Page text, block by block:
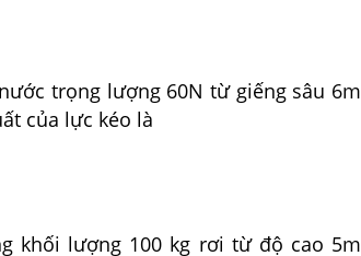
trọng lượng 60N từ giếng sâu 6m
của lực kéo là
khối lượng 100 kg rơi từ độ cao 5m